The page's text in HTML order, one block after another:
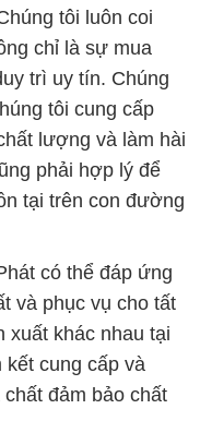
tôi luôn coi
chỉ là sự mua
trì uy tín. Chúng
tôi cung cấp
lượng và làm hài
phải hợp lý để
tại trên con đường
có thể đáp ứng
và phục vụ cho tất
xuất khác nhau tại
kết cung cấp và
đảm bảo chất